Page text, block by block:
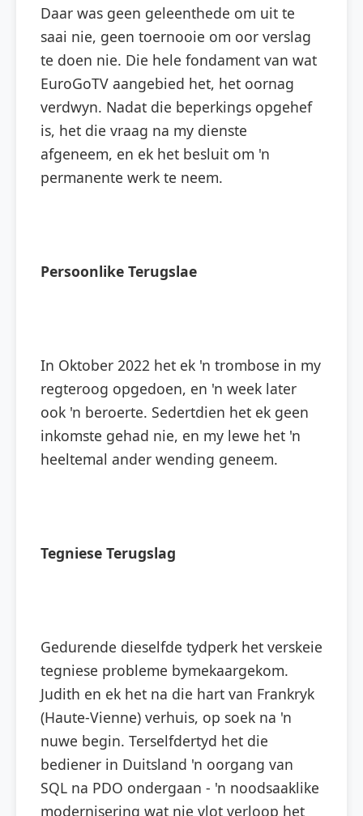
Daar was geen geleenthede om uit te
saai nie, geen toernooie om oor verslag
te doen nie. Die hele fondament van wat
EuroGoTV aangebied het, het oornag
verdwyn. Nadat die beperkings opgehef
is, het die vraag na my dienste
afgeneem, en ek het besluit om 'n
permanente werk te neem.
Persoonlike Terugslae
In Oktober 2022 het ek 'n trombose in my
regteroog opgedoen, en 'n week later
ook 'n beroerte. Sedertdien het ek geen
inkomste gehad nie, en my lewe het 'n
heeltemal ander wending geneem.
Tegniese Terugslag
Gedurende dieselfde tydperk het verskeie
tegniese probleme bymekaargekom.
Judith en ek het na die hart van Frankryk
(Haute-Vienne) verhuis, op soek na 'n
nuwe begin. Terselfdertyd het die
bediener in Duitsland 'n oorgang van
SQL na PDO ondergaan - 'n noodsaaklike
modernisering wat nie vlot verloop het